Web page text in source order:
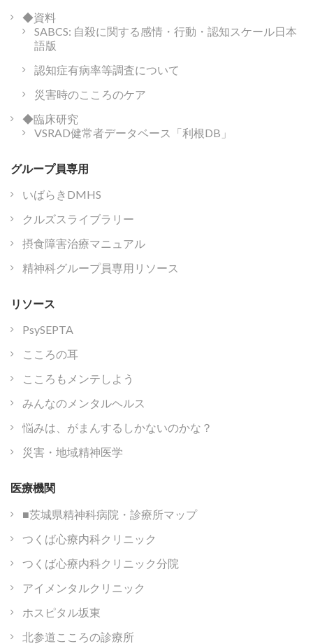
◆資料
SABCS: 自殺に関する感情・行動・認知スケール日本
語版
認知症有病率等調査について
災害時のこころのケア
◆臨床研究
VSRAD健常者データベース「利根DB」
グループ員専用
いばらきDMHS
クルズスライブラリー
摂食障害治療マニュアル
精神科グループ員専用リソース
リソース
PsySEPTA
こころの耳
こころもメンテしよう
みんなのメンタルヘルス
悩みは、がまんするしかないのかな？
災害・地域精神医学
医療機関
■茨城県精神科病院・診療所マップ
つくば心療内科クリニック
つくば心療内科クリニック分院
アイメンタルクリニック
ホスピタル坂東
北参道こころの診療所